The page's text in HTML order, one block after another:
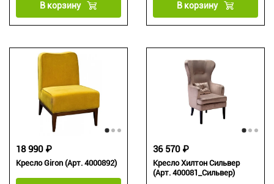
В корзину В корзину
Кресло Giron (Арт. 4000892)
18 990 ₽
Кресло Хилтон Сильвер
(Арт. 400081_Сильвер)
36 570 ₽